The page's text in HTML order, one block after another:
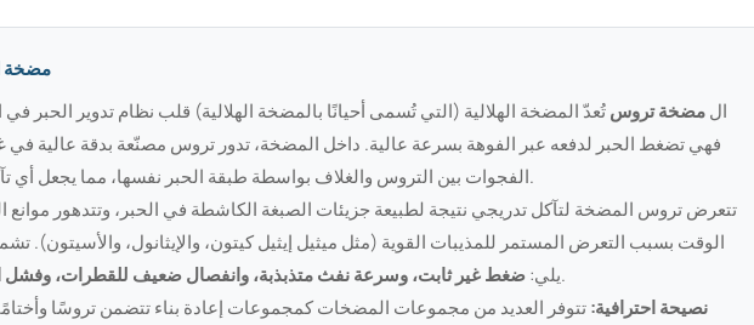
3.
المضخة تروستُعدّ المضخة الهلالية (التي تُسمى أحيانًا بالمضخة الهلالية) قلب نظام تدوير الحبر في
فهي تضغط الحبر لدفعه عبر الفوهة بسرعة عالية. داخل المضخة، تدور تروس مصنّعة بدقة عالية في
الفجوات بين التروس والغلاف بواسطة طبقة الحبر نفسها، مما يجعل أي تآكل فيها مؤثرًا بشكل فوري.
تتعرض تروس المضخة لتآكل تدريجي نتيجة لطبيعة جزيئات الصبغة الكاشطة في الحبر، وتتدهور
الوقت بسبب التعرض المستمر للمذيبات القوية (مثل ميثيل إيثيل كيتون، والإيثانول، والأسيتون).
يلي:ضغط غير ثابت، وسرعة نفث متذبذبة، وانفصال ضعيف للقطرات، وفشل
.
نصيحة احترافية:تتوفر العديد من مجموعات المضخات كمجموعات إعادة بناء تتضمن تروسًا